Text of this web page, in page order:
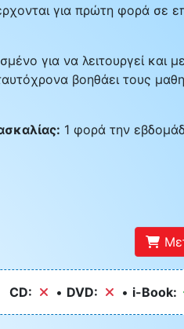
για πρώτη φορά σε
για να λειτουργεί και
βοηθάει τους
1 φορά την
CD: • DVD: • i-Book: